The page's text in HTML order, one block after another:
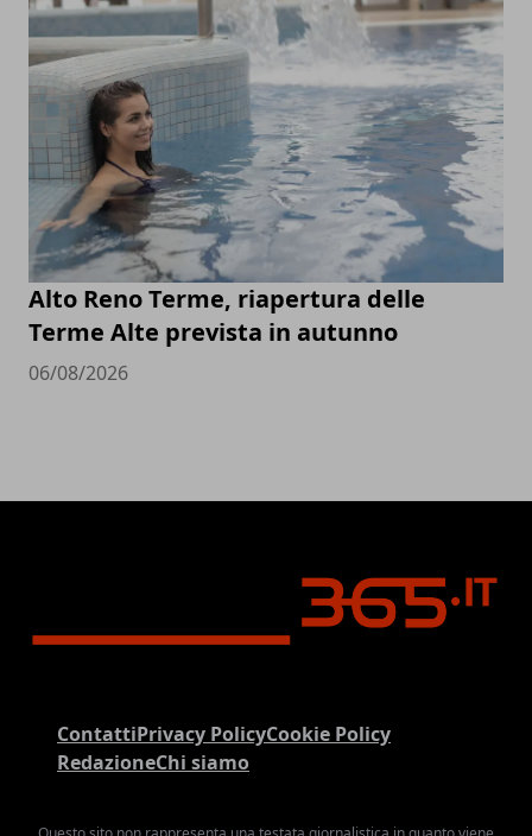
Alto Reno Terme, riapertura delle
Terme Alte prevista in autunno
06/08/2026
ContattiPrivacy PolicyCookie Policy
RedazioneChi siamo